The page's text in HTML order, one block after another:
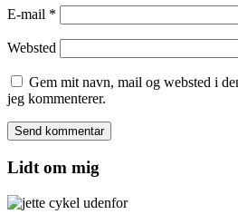
E-mail *
Websted
Gem mit navn, mail og websted i
jeg kommenterer.
Lidt om mig